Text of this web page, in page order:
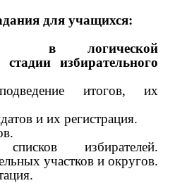
для учащихся:
в логической
стадии избирательного
итогов, их
и их регистрация.
избирателей.
участков и округов.